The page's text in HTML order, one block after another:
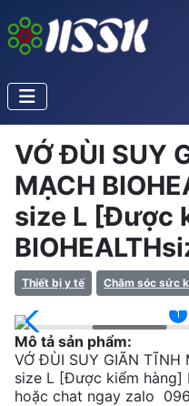
VỚ ĐÙI SUY
MẠCH
size L [Được
Thiết bị y tế Chăm sóc sức
1
Mô tả sản phẩm:
VỚ ĐÙI SUY GIÃN TĨNH
size L [Được kiểm hàng]
hoặc chat ngay zalo